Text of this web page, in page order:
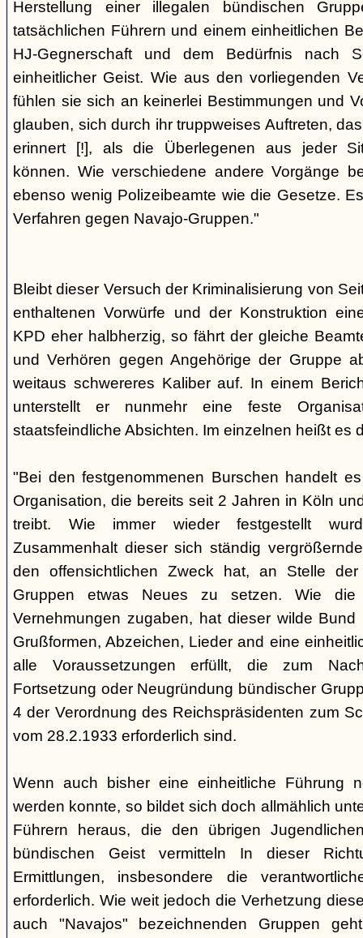
Herstellung einer illegalen bündischen
tatsächlichen Führern und einem einheitlichen
HJ-Gegnerschaft und dem Bedürfnis nach
einheitlicher Geist. Wie aus den vorliegenden
fühlen sie sich an keinerlei Bestimmungen und
glauben, sich durch ihr truppweises Auftreten,
erinnert [!], als die Überlegenen aus jeder
können. Wie verschiedene andere Vorgänge
ebenso wenig Polizeibeamte wie die Gesetze.
Verfahren gegen Navajo-Gruppen."
Bleibt dieser Versuch der Kriminalisierung von
enthaltenen Vorwürfe und der Konstruktion
KPD eher halbherzig, so fährt der gleiche
und Verhören gegen Angehörige der Gruppe
weitaus schwereres Kaliber auf. In einem
unterstellt er nunmehr eine feste
staatsfeindliche Absichten. Im einzelnen heißt es
"Bei den festgenommenen Burschen handelt
Organisation, die bereits seit 2 Jahren in Köln
treibt. Wie immer wieder festgestellt
Zusammenhalt dieser sich ständig
den offensichtlichen Zweck hat, an Stelle der
Gruppen etwas Neues zu setzen. Wie die
Vernehmungen zugaben, hat dieser wilde
Grußformen, Abzeichen, Lieder and eine
alle Voraussetzungen erfüllt, die zum
Fortsetzung oder Neugründung bündischer
4 der Verordnung des Reichspräsidenten zum
vom 28.2.1933 erforderlich sind.
Wenn auch bisher eine einheitliche Führung
werden konnte, so bildet sich doch allmählich
Führern heraus, die den übrigen
bündischen Geist vermitteln In dieser
Ermittlungen, insbesondere die
erforderlich. Wie weit jedoch die Verhetzung
auch "Navajos" bezeichnenden Gruppen